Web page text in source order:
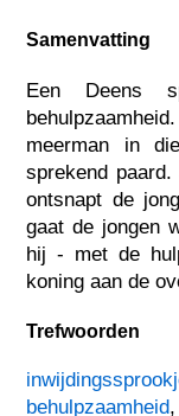
Samenvatting
Een Deens
meerman in
sprekend
ontsnapt de
gaat de jongen
hij - met de
koning aan de
Trefwoorden
behulpzaamheid